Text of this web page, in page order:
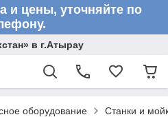
и цены, уточняйте по
в г.Атырау
оборудование Станки и